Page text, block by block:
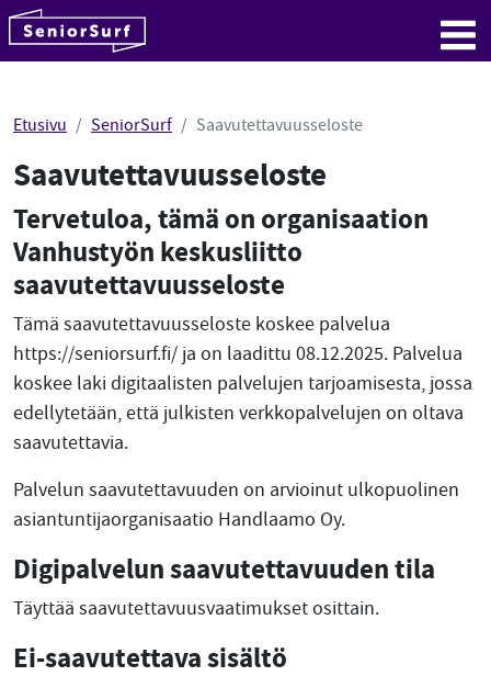
Hyppää sisältöön
Etusivu SeniorSurf Saavutettavuusseloste
Saavutettavuusseloste
Tervetuloa, tämä on organisaation
Vanhustyön keskusliitto
saavutettavuusseloste
Tämä saavutettavuusseloste koskee palvelua
https://seniorsurf.fi/ ja on laadittu 08.12.2025. Palvelua
koskee laki digitaalisten palvelujen tarjoamisesta, jossa
edellytetään, että julkisten verkkopalvelujen on oltava
saavutettavia.
Palvelun saavutettavuuden on arvioinut ulkopuolinen
asiantuntijaorganisaatio Handlaamo Oy.
Digipalvelun saavutettavuuden tila
Täyttää saavutettavuusvaatimukset osittain.
Ei-saavutettava sisältö